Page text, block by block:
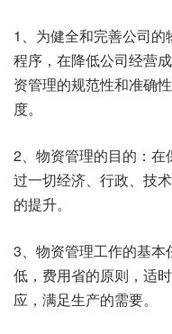
1、为健全和完善公司
程序，在降低公司经营
资管理的规范性和准确
度。
2、物资管理的目的：在
过一切经济、行政、技
的提升。
3、物资管理工作的基
低，费用省的原则，适
应，满足生产的需要。